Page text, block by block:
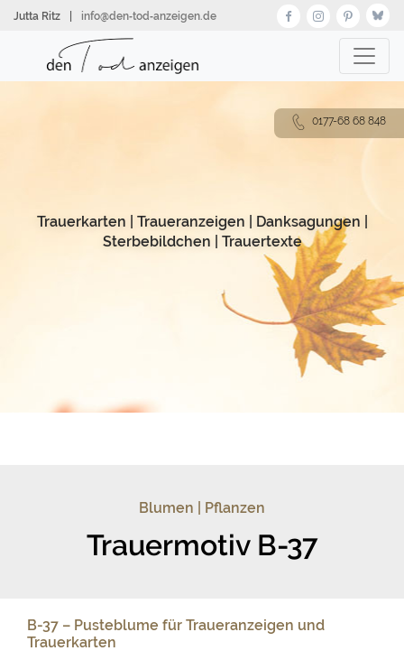
zumJutta Ritz info@den‑tod‑anzeigen.de
Trauerkarten Traueranzeigen Danksagungen
Sterbebildchen
Trauertexte
Blumen | Pflanzen
Trauermotiv B-37
B-37 – Pusteblume für Traueranzeigen und
Trauerkarten
0177-68 68 848